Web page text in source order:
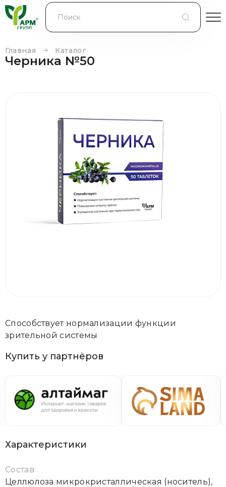
КОНТРАКТНОЕ ПРОИЗВОДСТВО
Главная Каталог
Черника №50
Способствует нормализации функции
зрительной системы
Купить у партнёров
Характеристики
Состав:
Целлюлоза микрокристаллическая (носитель),